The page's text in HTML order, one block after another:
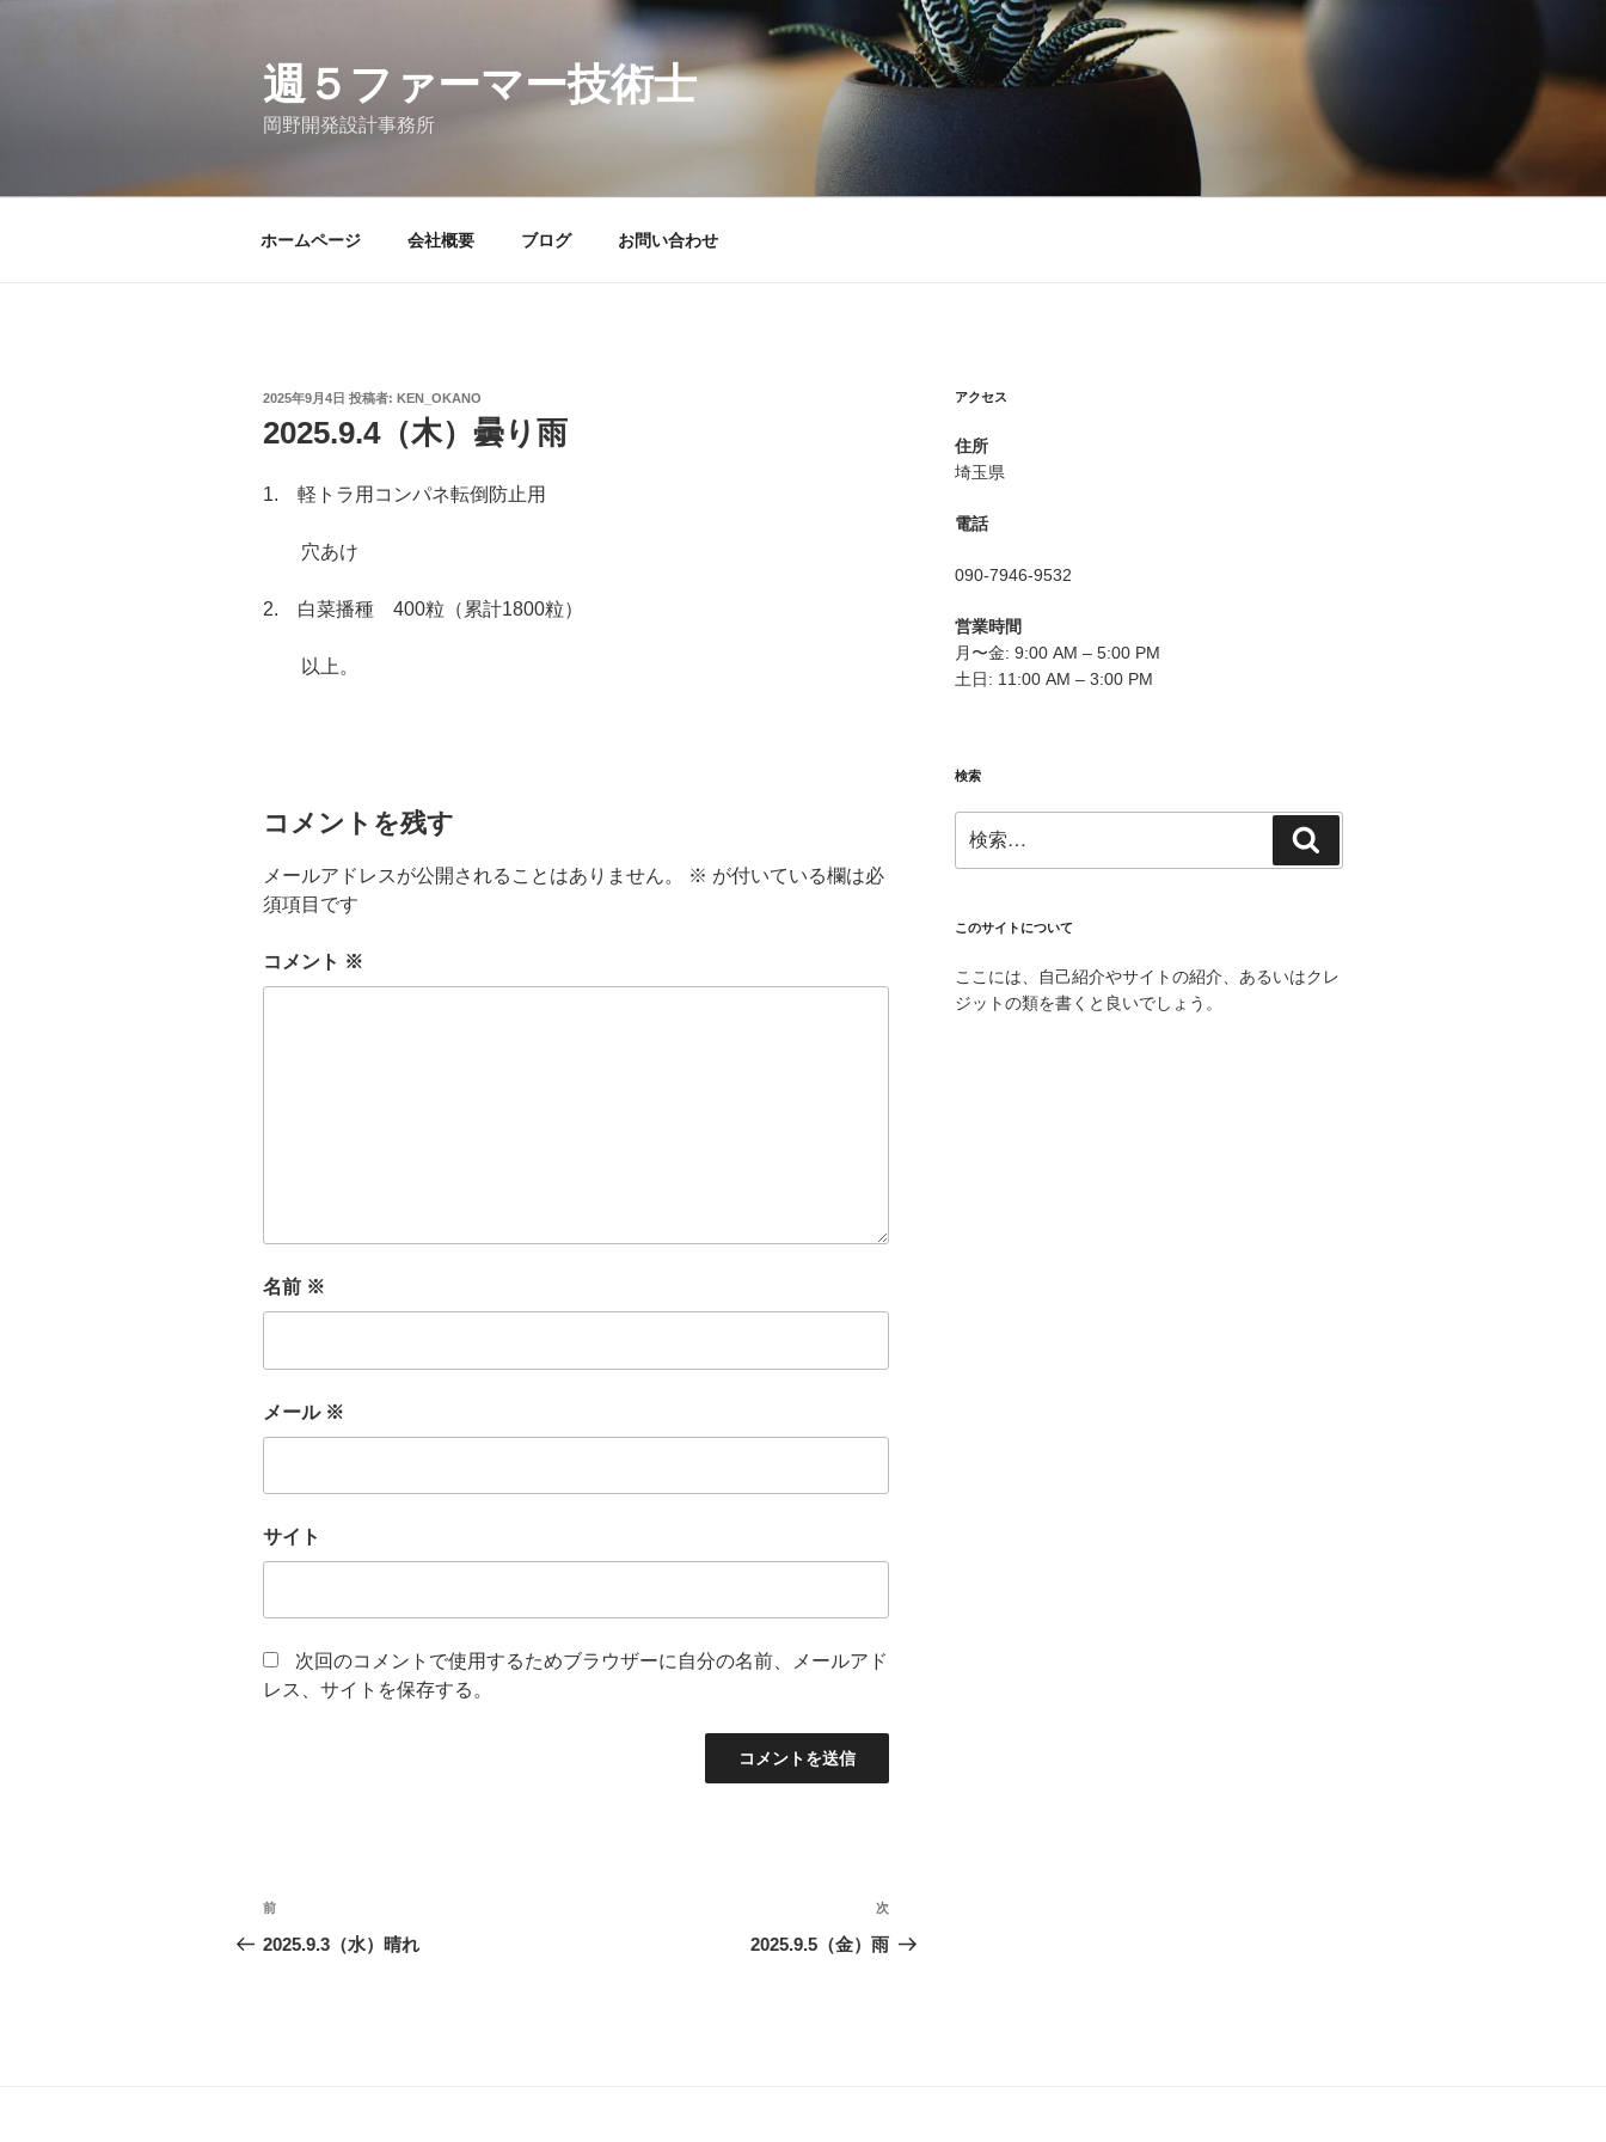
週５ファーマー技術士
岡野開発設計事務所
ホームページ 会社概要 ブログ お問い合わせ
投
日:
2025年9月4日 投稿者: KEN_OKANO
2025.9.4（木）曇り雨
1. 軽トラ用コンパネ転倒防止用
穴あけ
2. 白菜播種 400粒（累計1800粒）
以上。
コメントを残す
メールアドレスが公開されることはありません。 ※ が付いている欄は必
須項目です
コメント ※
名前 ※
メール ※
サイト
次回のコメントで使用するためブラウザーに自分の名前、メールアド
レス、サイトを保存する。
投
稿
前
の
前
2025.9.3（水）晴れ
次
の
次
2025.9.5（金）雨
アクセス
住所
埼玉県
電話
090-7946-9532
営業時間
月〜金: 9:00 AM – 5:00 PM
土日: 11:00 AM – 3:00 PM
検索
索:
索
このサイトについて
ここには、自己紹介やサイトの紹介、あるいはクレ
ジットの類を書くと良いでしょう。